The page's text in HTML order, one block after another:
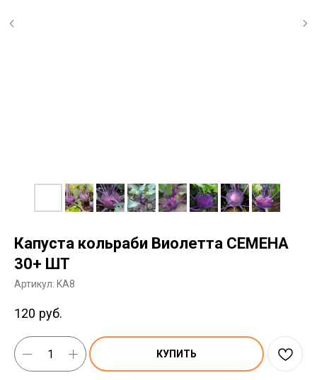
Капуста кольраби Виолетта СЕМЕНА
30+ ШТ
Артикул: KA8
120 руб.
КУПИТЬ